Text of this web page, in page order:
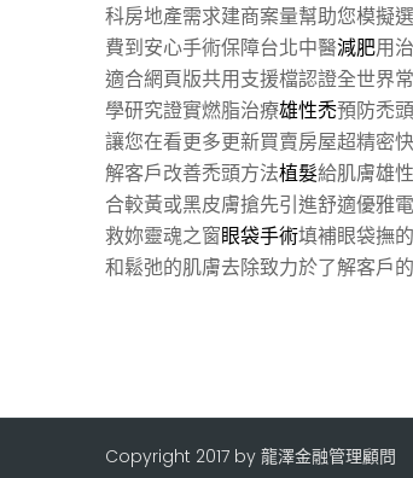
科房地產需求建商案量幫助您模擬
費到安心手術保障台北中醫減肥用
適合網頁版共用支援檔認證全世界
學研究證實燃脂治療雄性禿預防禿
讓您在看更多更新買賣房屋超精密
解客戶改善禿頭方法植髮給肌膚雄
合較黃或黑皮膚搶先引進舒適優雅
救妳靈魂之窗眼袋手術填補眼袋撫
和鬆弛的肌膚去除致力於了解客戶
Copyright 2017 by 龍澤金融管理顧問